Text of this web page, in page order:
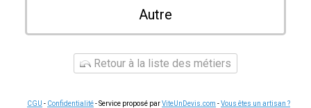
Autre
Retour à la liste des métiers
CGU - Confidentialité- Service proposé parViteUnDevis.com -Vous êtes un artisan ?